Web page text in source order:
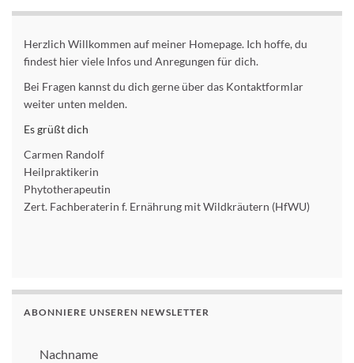
Herzlich Willkommen auf meiner Homepage. Ich hoffe, du
findest hier viele Infos und Anregungen für dich.
Bei Fragen kannst du dich gerne über das Kontaktformlar
weiter unten melden.
Es grüßt dich
Carmen Randolf
Heilpraktikerin
Phytotherapeutin
Zert. Fachberaterin f. Ernährung mit Wildkräutern (HfWU)
ABONNIERE UNSEREN NEWSLETTER
Nachname